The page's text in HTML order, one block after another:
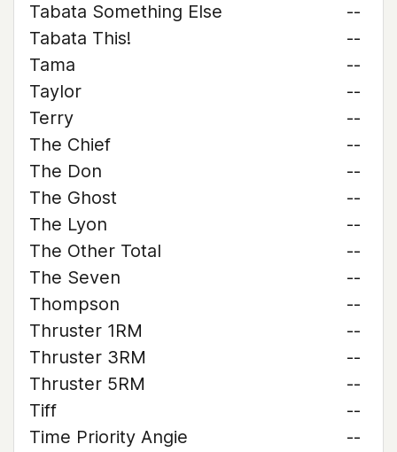
Tabata Something Else
--
Tabata This!
--
Tama
--
Taylor
--
Terry
--
The Chief
--
The Don
--
The Ghost
--
The Lyon
--
The Other Total
--
The Seven
--
Thompson
--
Thruster 1RM
--
Thruster 3RM
--
Thruster 5RM
--
Tiff
--
Time Priority Angie
--